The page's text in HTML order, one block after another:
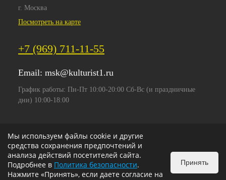
г. Москва
Посмотреть на карте
+7 (969) 711-11-55
Email: msk@kulturist1.ru
График работы: Пн-Пт 10:00-20:00 Сб-Вс (и праздничные
дни) 10:00-18:00
Мы используем файлы cookie и другие
средства сохранения предпочтений и
анализа действий посетителей сайта.
Подробнее в Политика безопасности.
Нажмите «Принять», если даете согласие на
Принять